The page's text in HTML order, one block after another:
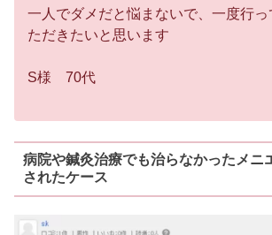
一人でダメだと悩まないで、一度行
ただきたいと思います
S様 70代
病院や鍼灸治療でも治らなかったメニ
されたケース